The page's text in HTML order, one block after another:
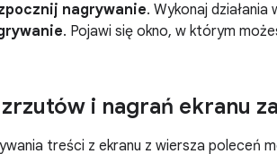
nagrywanie. Wykonaj działania
. Pojawi się okno, w którym
i nagrań ekranu
treści z ekranu z wiersza poleceń